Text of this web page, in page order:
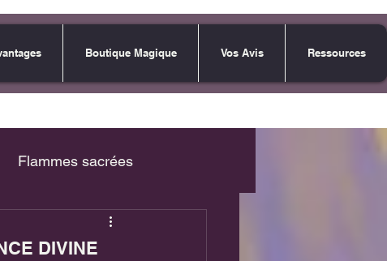
Boutique Magique Vos Avis Ressources
Flammes sacrées
DIVINE